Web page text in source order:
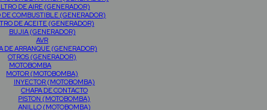
DE AIRE (GENERADOR)
DE COMBUSTIBLE (GENERADOR)
DE ACEITE (GENERADOR)
BUJIA (GENERADOR)
AVR
DE ARRANQUE (GENERADOR)
OTROS (GENERADOR)
MOTOBOMBA
MOTOR (MOTOBOMBA)
INYECTOR (MOTOBOMBA)
CHAPA DE CONTACTO
PISTON (MOTOBOMBA)
ANILLO (MOTOBOMBA)